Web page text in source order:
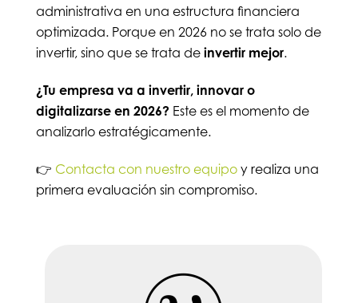
administrativa en una estructura financiera
optimizada. Porque en 2026 no se trata solo de
invertir, sino que se trata de invertir mejor.
¿Tu empresa va a invertir, innovar o
digitalizarse en 2026? Este es el momento de
analizarlo estratégicamente.
👉 Contacta con nuestro equipoy realiza una
primera evaluación sin compromiso.